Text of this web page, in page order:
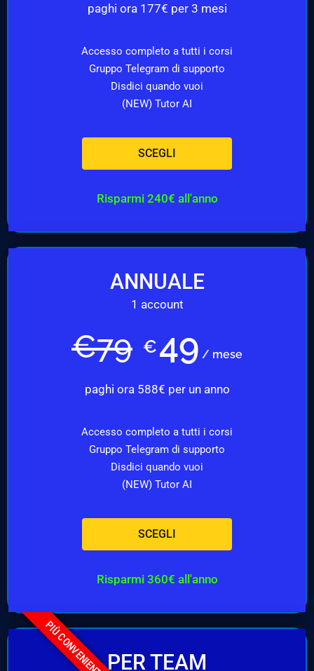
paghi ora 177€ per 3 mesi
Accesso completo a tutti i corsi
Gruppo Telegram di supporto
Disdici quando vuoi
(NEW) Tutor AI
SCEGLI
Risparmi 240€ all'anno
ANNUALE
1 account
€79 €49 / mese
paghi ora 588€ per un anno
Accesso completo a tutti i corsi
Gruppo Telegram di supporto
Disdici quando vuoi
(NEW) Tutor AI
SCEGLI
Risparmi 360€ all'anno
PIÙ CONVENIENTEPER TEAM